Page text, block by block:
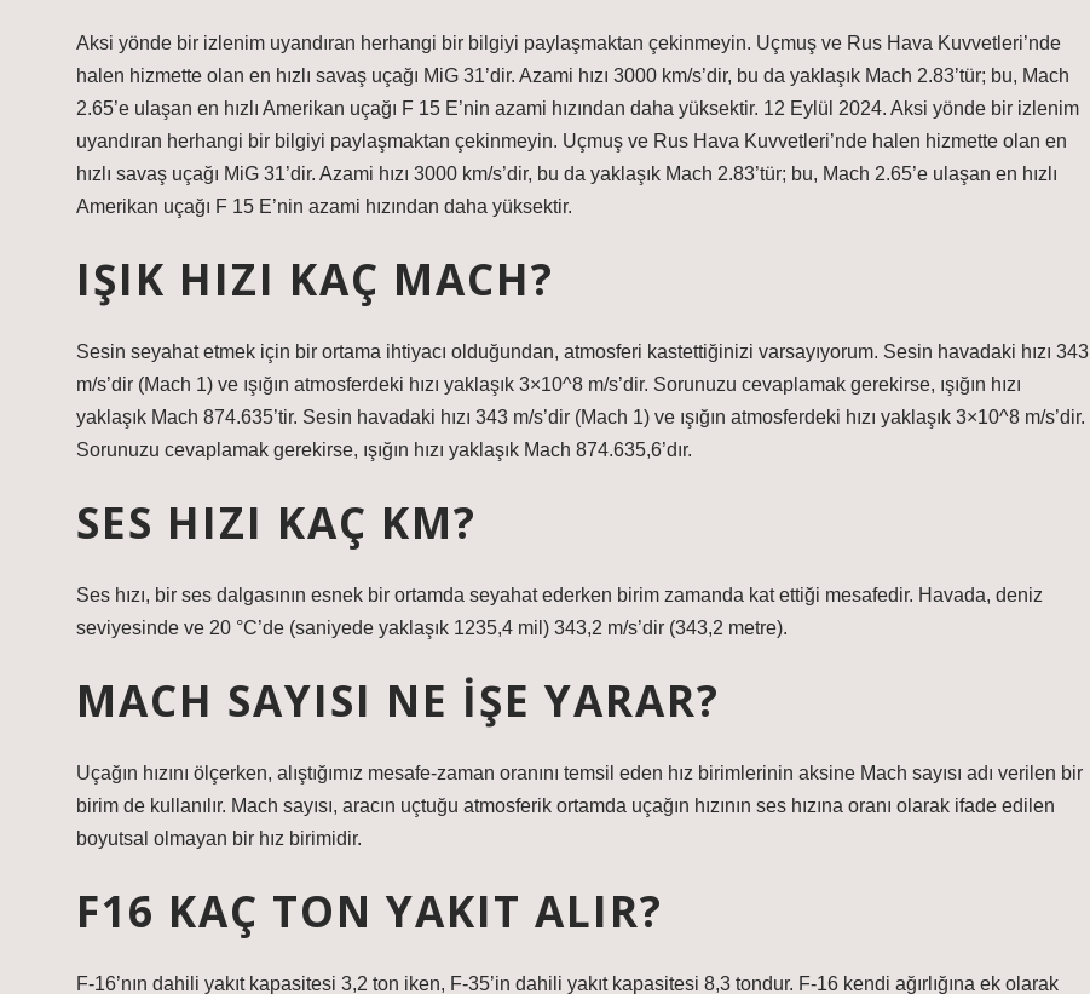
Aksi yönde bir izlenim uyandıran herhangi bir bilgiyi paylaşmaktan çekinmeyin. Uçmuş ve Rus Hava Kuvvetleri’nde
halen hizmette olan en hızlı savaş uçağı MiG 31’dir. Azami hızı 3000 km/s’dir, bu da yaklaşık Mach 2.83’tür; bu, Mach
2.65’e ulaşan en hızlı Amerikan uçağı F 15 E’nin azami hızından daha yüksektir. 12 Eylül 2024. Aksi yönde bir izlenim
uyandıran herhangi bir bilgiyi paylaşmaktan çekinmeyin. Uçmuş ve Rus Hava Kuvvetleri’nde halen hizmette olan en
hızlı savaş uçağı MiG 31’dir. Azami hızı 3000 km/s’dir, bu da yaklaşık Mach 2.83’tür; bu, Mach 2.65’e ulaşan en hızlı
Amerikan uçağı F 15 E’nin azami hızından daha yüksektir.
IŞIK HIZI KAÇ MACH?
Sesin seyahat etmek için bir ortama ihtiyacı olduğundan, atmosferi kastettiğinizi varsayıyorum. Sesin havadaki hızı 343
m/s’dir (Mach 1) ve ışığın atmosferdeki hızı yaklaşık 3×10^8 m/s’dir. Sorunuzu cevaplamak gerekirse, ışığın hızı
yaklaşık Mach 874.635’tir. Sesin havadaki hızı 343 m/s’dir (Mach 1) ve ışığın atmosferdeki hızı yaklaşık 3×10^8 m/s’dir.
Sorunuzu cevaplamak gerekirse, ışığın hızı yaklaşık Mach 874.635,6’dır.
SES HIZI KAÇ KM?
Ses hızı, bir ses dalgasının esnek bir ortamda seyahat ederken birim zamanda kat ettiği mesafedir. Havada, deniz
seviyesinde ve 20 °C’de (saniyede yaklaşık 1235,4 mil) 343,2 m/s’dir (343,2 metre).
MACH SAYISI NE IŞE YARAR?
Uçağın hızını ölçerken, alıştığımız mesafe-zaman oranını temsil eden hız birimlerinin aksine Mach sayısı adı verilen bir
birim de kullanılır. Mach sayısı, aracın uçtuğu atmosferik ortamda uçağın hızının ses hızına oranı olarak ifade edilen
boyutsal olmayan bir hız birimidir.
F16 KAÇ TON YAKIT ALIR?
F-16’nın dahili yakıt kapasitesi 3,2 ton iken, F-35’in dahili yakıt kapasitesi 8,3 tondur. F-16 kendi ağırlığına ek olarak